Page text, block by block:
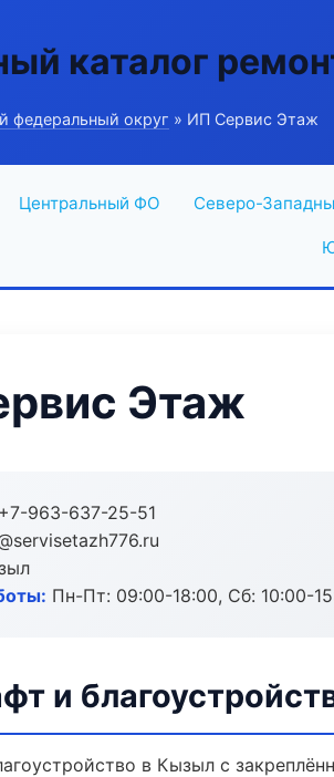
каталог
федеральный округ » ИП Сервис Этаж
Центральный ФО Северо-
Этаж
+7-963-637-25-51
Пн-Пт: 09:00-18:00, Сб: 10:00-
и
в Кызыл с